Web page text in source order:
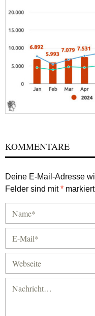
KOMMENTARE
Deine E-Mail-Adresse
Felder sind mit* markiert